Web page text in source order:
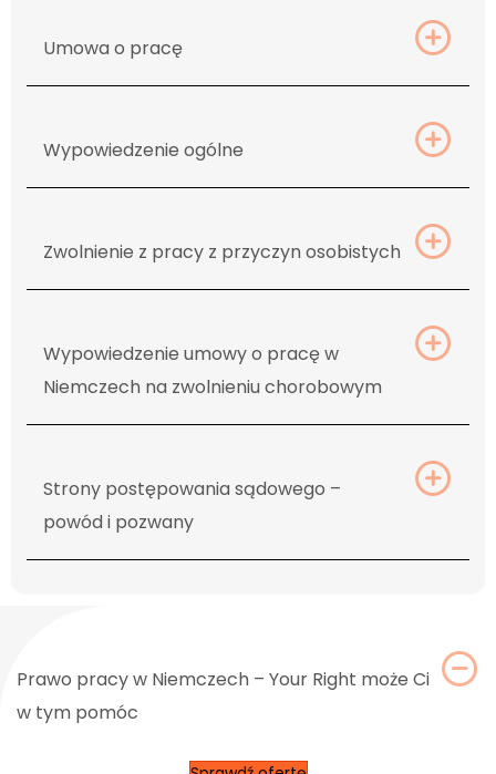
Umowa o pracę
Wypowiedzenie ogólne
Zwolnienie z pracy z przyczyn osobistych
Wypowiedzenie umowy o pracę w
Niemczech na zwolnieniu chorobowym
Strony postępowania sądowego –
powód i pozwany
Prawo pracy w Niemczech – Your Right może Ci
w tym pomóc